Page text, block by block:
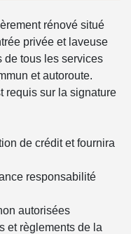
rénové situé
privée et laveuse
de tous les services
et autoroute.
requis sur la signature
de crédit et fournira
responsabilité
autorisées
et règlements de la